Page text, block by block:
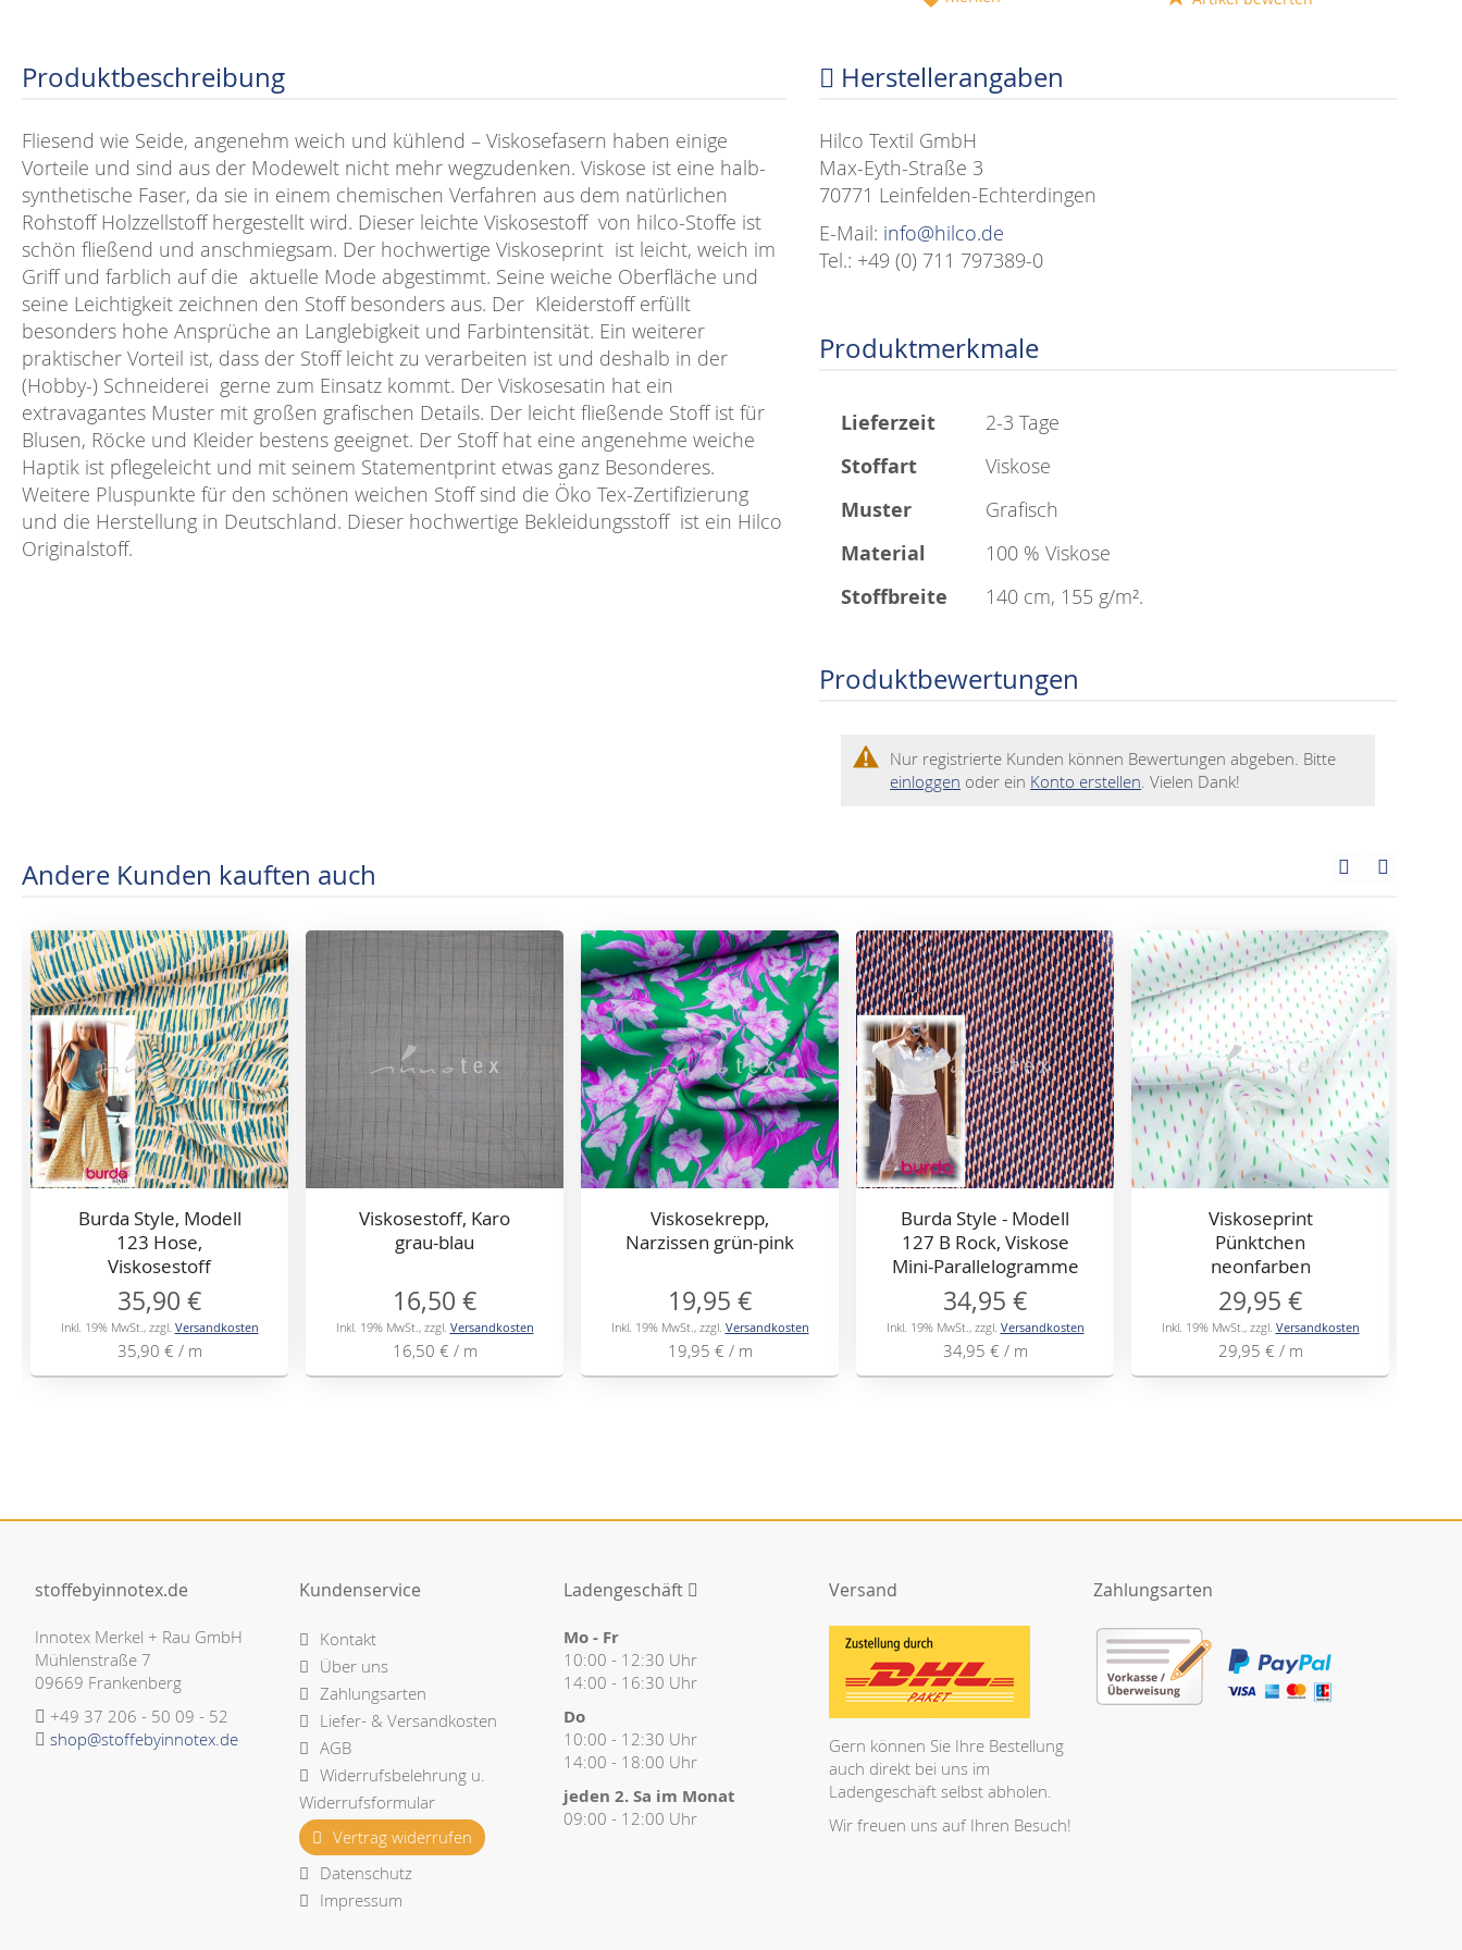
Produktbeschreibung
Fliesend wie Seide, angenehm weich und kühlend – Viskosefasern haben einige
Vorteile und sind aus der Modewelt nicht mehr wegzudenken. Viskose ist eine halb-
synthetische Faser, da sie in einem chemischen Verfahren aus dem natürlichen
Rohstoff Holzzellstoff hergestellt wird. Dieser leichte Viskosestoff von hilco-Stoffe ist
schön fließend und anschmiegsam. Der hochwertige Viskoseprint ist leicht, weich im
Griff und farblich auf die aktuelle Mode abgestimmt. Seine weiche Oberfläche und
seine Leichtigkeit zeichnen den Stoff besonders aus. Der Kleiderstoff erfüllt
besonders hohe Ansprüche an Langlebigkeit und Farbintensität. Ein weiterer
praktischer Vorteil ist, dass der Stoff leicht zu verarbeiten ist und deshalb in der
(Hobby-) Schneiderei gerne zum Einsatz kommt. Der Viskosesatin hat ein
extravagantes Muster mit großen grafischen Details. Der leicht fließende Stoff ist für
Blusen, Röcke und Kleider bestens geeignet. Der Stoff hat eine angenehme weiche
Haptik ist pflegeleicht und mit seinem Statementprint etwas ganz Besonderes.
Weitere Pluspunkte für den schönen weichen Stoff sind die Öko Tex-Zertifizierung
und die Herstellung in Deutschland. Dieser hochwertige Bekleidungsstoff ist ein Hilco
Originalstoff.
Herstellerangaben
Hilco Textil GmbH
Max-Eyth-Straße 3
70771 Leinfelden-Echterdingen
E-Mail: info@hilco.de
Tel.: +49 (0) 711 797389-0
Produktmerkmale
Mehr
Lieferzeit 2-3 Tage
Stoffart Viskose
Muster Grafisch
Material 100 % Viskose
Stoffbreite 140 cm, 155 g/m².
Produktbewertungen
Nur registrierte Kunden können Bewertungen abgeben. Bitte
einloggen oder ein Konto erstellen. Vielen Dank!
Andere Kunden kauften auch
Burda Style, Modell
123 Hose,
Viskosestoff
Streifenmuster
35,90 €
Inkl. 19% MwSt., zzgl. Versandkosten
35,90 € / m
Viskosestoff, Karo
grau-blau
16,50 €
Inkl. 19% MwSt., zzgl. Versandkosten
16,50 € / m
Viskosekrepp,
Narzissen grün-pink
19,95 €
Inkl. 19% MwSt., zzgl. Versandkosten
19,95 € / m
Burda Style - Modell
127 B Rock, Viskose
Mini-Parallelogramme
34,95 €
Inkl. 19% MwSt., zzgl. Versandkosten
34,95 € / m
Viskoseprint
Pünktchen
neonfarben
29,95 €
Inkl. 19% MwSt., zzgl. Versandkosten
29,95 € / m
stoffebyinnotex.de
Innotex Merkel + Rau GmbH
Mühlenstraße 7
09669 Frankenberg
+49 37 206 - 50 09 - 52
shop@stoffebyinnotex.de
Kundenservice
Kontakt
Über uns
Zahlungsarten
Liefer- & Versandkosten
AGB
Widerrufsbelehrung u.
Widerrufsformular
Vertrag widerrufen
Datenschutz
Impressum
Ladengeschäft
Mo - Fr
10:00 - 12:30 Uhr
14:00 - 16:30 Uhr
Do
10:00 - 12:30 Uhr
14:00 - 18:00 Uhr
jeden 2. Sa im Monat
09:00 - 12:00 Uhr
Versand
Gern können Sie Ihre Bestellung
auch direkt bei uns im
Ladengeschäft selbst abholen.
Wir freuen uns auf Ihren Besuch!
Zahlungsarten